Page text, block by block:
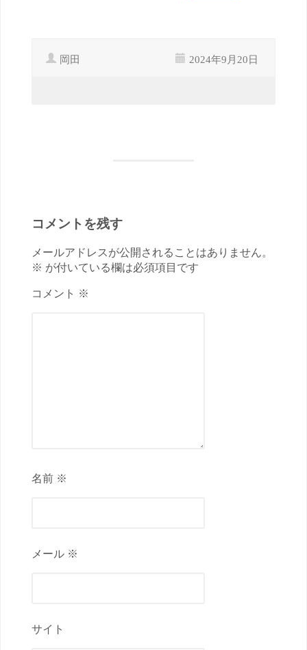
岡田 2024年9月20日
コメントを残す
メールアドレスが公開されることはありません。
※ が付いている欄は必須項目です
コメント ※
名前 ※
メール ※
サイト